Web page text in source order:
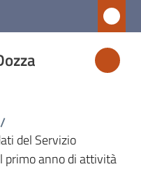
/
del Servizio
primo anno di attività